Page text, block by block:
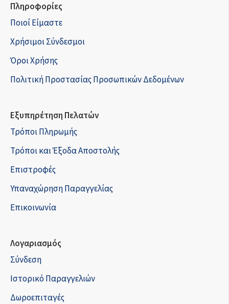
Πληροφορίες
Ποιοί Είμαστε
Χρήσιμοι Σύνδεσμοι
Όροι Χρήσης
Πολιτική Προστασίας Προσωπικών Δεδομένων
Εξυπηρέτηση Πελατών
Τρόποι Πληρωμής
Τρόποι και Έξοδα Αποστολής
Επιστροφές
Υπαναχώρηση Παραγγελίας
Επικοινωνία
Λογαριασμός
Σύνδεση
Ιστορικό Παραγγελιών
Δωροεπιταγές